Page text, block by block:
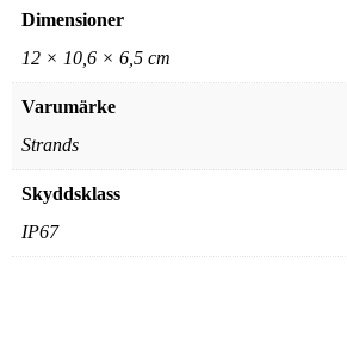
Dimensioner
12 × 10,6 × 6,5 cm
Varumärke
Strands
Skyddsklass
IP67